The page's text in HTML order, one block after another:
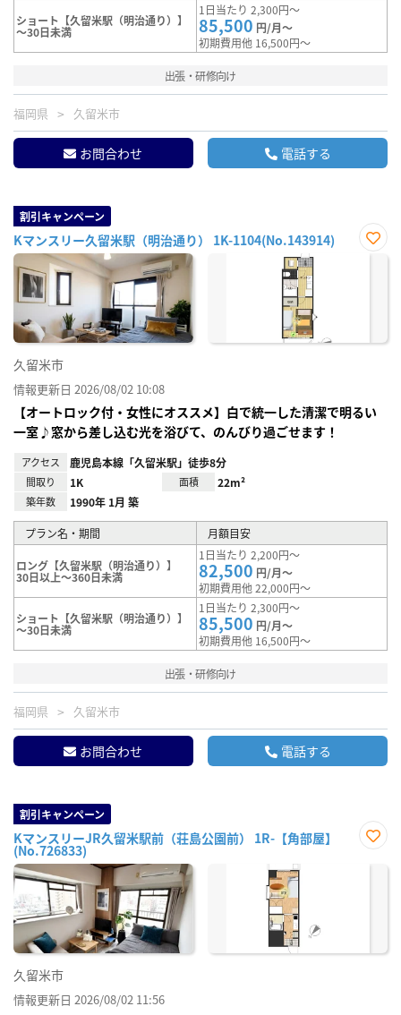
ショート【久留米駅（明治通り）】
～30日未満
1日当たり 2,300円～
85,500 円/月～
初期費用他 16,500円～
出張・研修向け
福岡県 久留米市
お問合わせ 電話する
割引キャンペーン
Kマンスリー久留米駅（明治通り） 1K-1104(No.143914)
お気
久留米市
情報更新日 2026/08/02 10:08
【オートロック付・女性にオススメ】白で統一した清潔で明るい
一室♪窓から差し込む光を浴びて、のんびり過ごせます！
アクセス 鹿児島本線「久留米駅」徒歩8分
間取り 1K 面積 22m²
築年数 1990年 1月 築
プラン名・期間 月額目安
ロング【久留米駅（明治通り）】
30日以上～360日未満
1日当たり 2,200円～
82,500 円/月～
初期費用他 22,000円～
ショート【久留米駅（明治通り）】
～30日未満
1日当たり 2,300円～
85,500 円/月～
初期費用他 16,500円～
出張・研修向け
福岡県 久留米市
お問合わせ 電話する
割引キャンペーン
KマンスリーJR久留米駅前（荘島公園前） 1R-【角部屋】
(No.726833)
に入
久留米市
情報更新日 2026/08/02 11:56